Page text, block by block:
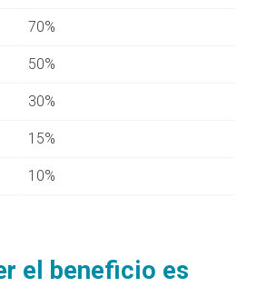
70%
50%
30%
15%
10%
el beneficio es